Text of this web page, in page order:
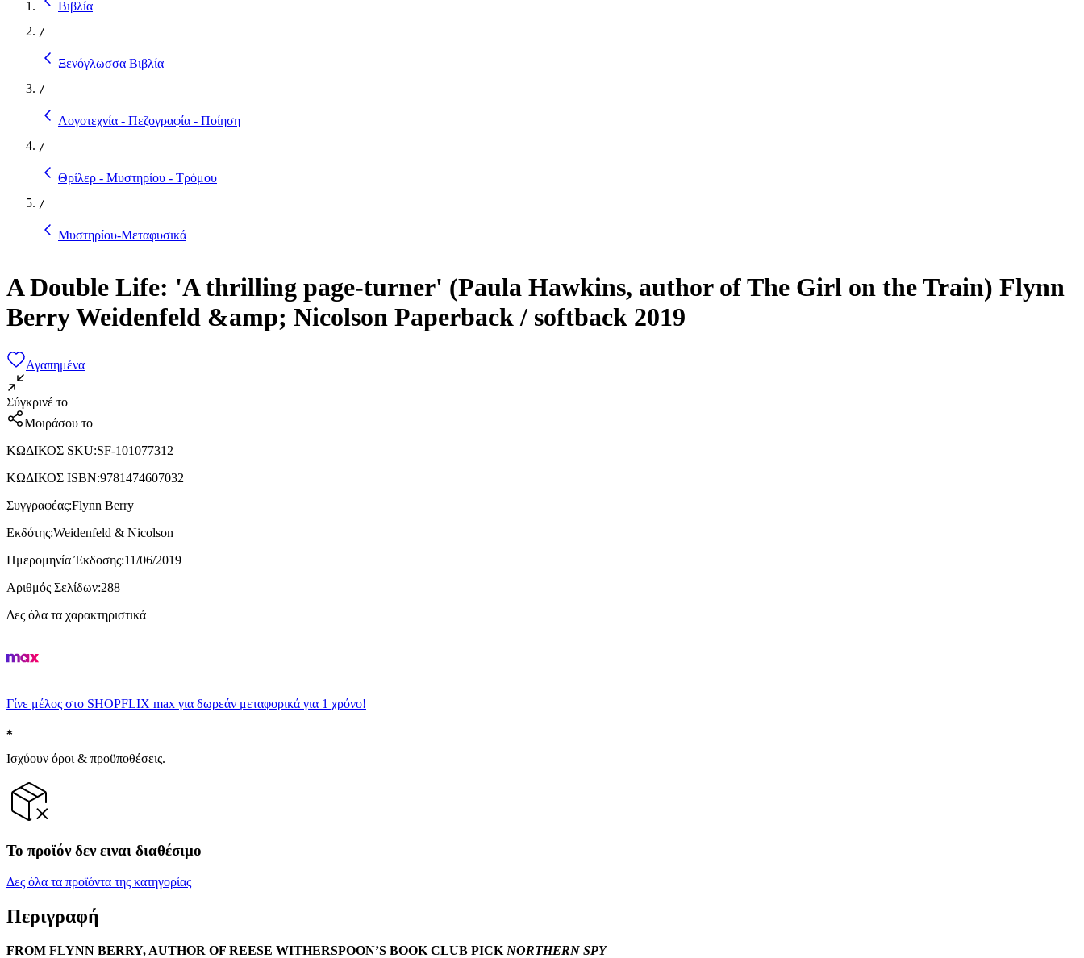
Βιβλία
/
Ξενόγλωσσα Βιβλία
/
Λογοτεχνία - Πεζογραφία - Ποίηση
/
Θρίλερ - Μυστηρίου - Τρόμου
/
Μυστηρίου-Μεταφυσικά
A Double Life: 'A thrilling page-turner' (Paula Hawkins, author of The Girl on the Train) Flynn
Berry Weidenfeld &amp; Nicolson Paperback / softback 2019
Αγαπημένα
Σύγκρινέ το
Μοιράσου το
ΚΩΔΙΚΟΣ SKU:SF-101077312
ΚΩΔΙΚΟΣ ISBN:9781474607032
Συγγραφέας:Flynn Berry
Εκδότης:Weidenfeld & Nicolson
Ημερομηνία Έκδοσης:11/06/2019
Αριθμός Σελίδων:288
Δες όλα τα χαρακτηριστικά
Γίνε μέλος στο SHOPFLIX max για δωρεάν μεταφορικά για 1 χρόνο!
Ισχύουν όροι & προϋποθέσεις.
Το προϊόν δεν ειναι διαθέσιμο
Δες όλα τα προϊόντα της κατηγορίας
Περιγραφή
FROM FLYNN BERRY, AUTHOR OF REESE WITHERSPOON’S BOOK CLUB PICK NORTHERN SPY